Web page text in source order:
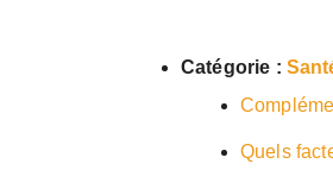
Catégorie :
Quels